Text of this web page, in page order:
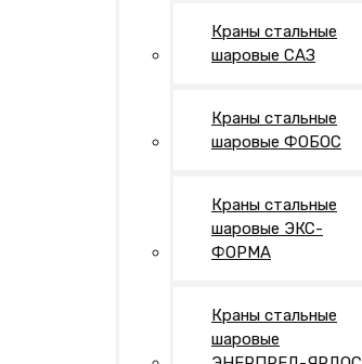
Краны стальные
шаровые САЗ
Краны стальные
шаровые ФОБОС
Краны стальные
шаровые ЭКС-
ФОРМА
Краны стальные
шаровые